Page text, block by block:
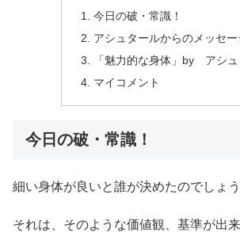
今日の破・常識！
アシュタールからのメッセー
「魅力的な身体」by アシ
マイコメント
今日の破・常識！
細い身体が良いと誰が決めたのでしょ
それは、そのような価値観、基準が出来